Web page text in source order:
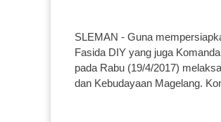
SLEMAN - Guna
Fasida DIY yang juga
pada Rabu (19/4/2017)
dan Kebudayaan Magelang.